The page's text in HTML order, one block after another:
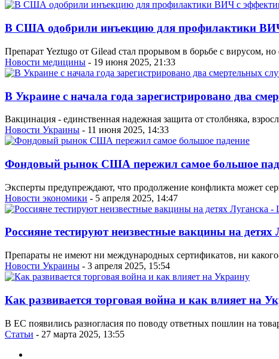
В США одобрили инъекцию для профилактики ВИЧ
Препарат Yeztugo от Gilead стал прорывом в борьбе с вирусом,
Новости медицины - 19 июня 2025, 21:33
В Украине с начала года зарегистрировано два
Вакцинация - единственная надежная защита от столбняка,
Новости Украины - 11 июня 2025, 14:33
Фондовый рынок США пережил самое большое
Эксперты предупреждают, что продолжение конфликта может
Новости экономики - 5 апреля 2025, 14:47
Россияне тестируют неизвестные вакцины на
Препараты не имеют ни международных сертификатов, ни
Новости Украины - 3 апреля 2025, 15:54
Как развивается торговая война и как влияет на
В ЕC появились разногласия по поводу ответных пошлин на
Статьи - 27 марта 2025, 13:55